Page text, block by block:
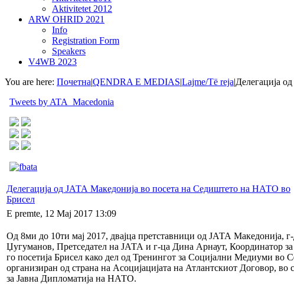
Aktivitetet 2012
ARW OHRID 2021
Info
Registration Form
Speakers
V4WB 2023
You are here: Почетна|QENDRA E MEDIAS|Lajme/Të reja|Делегација
Tweets by ATA_Macedonia
Делегација од ЈАТА Македонија во посета на Седиштето на НАТО во
Брисел
E premte, 12 Maj 2017 13:09
Од 8ми до 10ти мај 2017, двајца претставници од ЈАТА Македонија,
Џугуманов, Претседател на ЈАТА и г-ца Дина Арнаут, Координатор
го посетија Брисел како дел од Тренингот за Социјални Медиуми
организиран од страна на Асоцијацијата на Атлантскиот Договор, во
за Јавна Дипломатија на НАТО.